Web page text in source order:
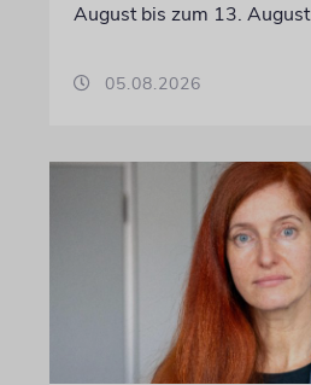
August bis zum 13. August
05.08.2026